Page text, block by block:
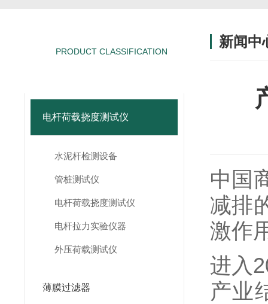
PRODUCT CLASSIFICATION
电杆荷载挠度测试仪
水泥杆检测设备
管桩测试仪
电杆荷载挠度测试仪
电杆拉力实验仪器
外压荷载测试仪
薄膜过滤器
新闻中
中国
减排
激作
进入
产业